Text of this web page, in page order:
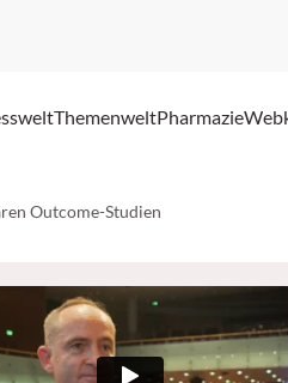
ThemenweltPharmazie
Outcome-Studien